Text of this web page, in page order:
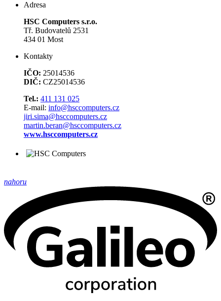
Adresa
HSC Computers s.r.o.
Tř. Budovatelů 2531
434 01 Most
Kontakty
IČO: 25014536
DIČ: CZ25014536
Tel.: 411 131 025
E-mail: info@hsccomputers.cz
jiri.sima@hsccomputers.cz
martin.beran@hsccomputers.cz
www.hsccomputers.cz
nahoru